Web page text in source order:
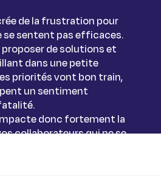
de la frustration pour
se sentent pas efficaces.
proposer de solutions et
dans une petite
priorités vont bon train,
un sentiment
donc fortement la
collaborateurs qui ne se